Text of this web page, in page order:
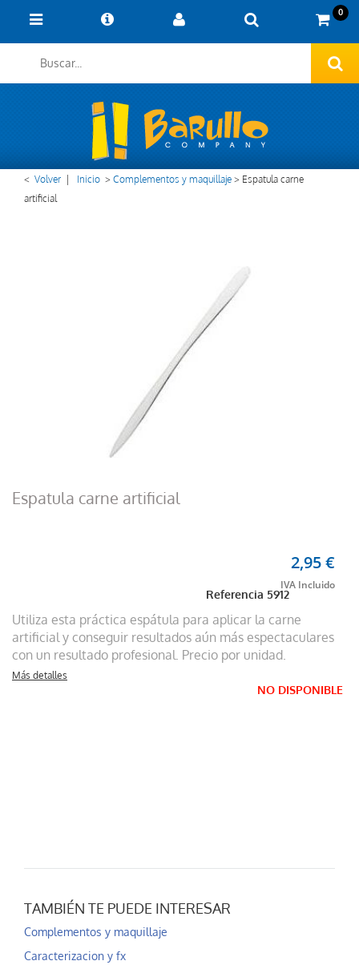
0
< Volver Inicio >Complementos y maquillaje> Espatula carne
artificial
Espatula carne artificial
Referencia 5912
2,95 €
Utiliza esta práctica espátula para aplicar la carne
artificial y conseguir resultados aún más espectaculares
con un resultado profesional. Precio por unidad.
Más detalles
NO DISPONIBLE
TAMBIÉN TE PUEDE INTERESAR
Complementos y maquillaje
Caracterizacion y fx